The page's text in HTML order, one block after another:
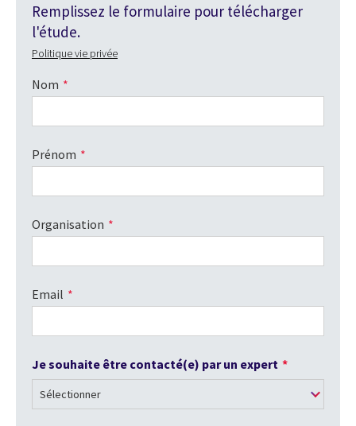
Remplissez le formulaire pour télécharger
l'étude.
Politique vie privée
Nom
Prénom
Organisation
Email
Je souhaite être contacté(e) par un expert
Je
souhaite
être